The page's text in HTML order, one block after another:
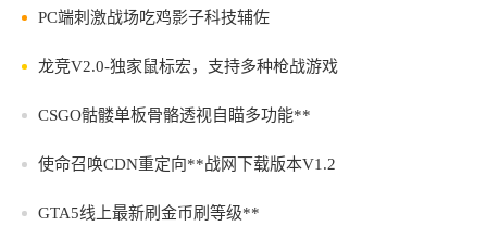
PC端刺激战场吃鸡影子科技辅佐
龙竞V2.0-独家鼠标宏，支持多种枪战游戏
CSGO骷髅单板骨骼透视自瞄多功能**
使命召唤CDN重定向**战网下载版本V1.2
GTA5线上最新刷金币刷等级**